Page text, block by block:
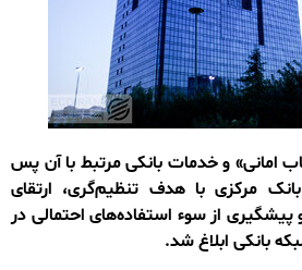
امانی» و خدمات بانکی مرتبط با آن پس
مرکزی با هدف تنظیم‌گری، ارتقای
از سوء استفاده‌های احتمالی در
بانکی ابلاغ شد.